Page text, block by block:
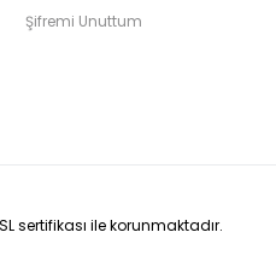
Şifremi Unuttum
sertifikası ile korunmaktadır.